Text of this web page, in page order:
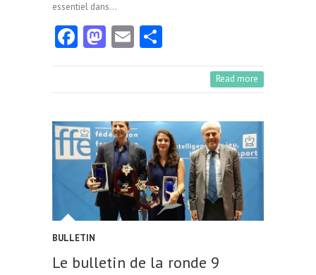
essentiel dans…
Fa
ce
o
k
M
as
o
n
E
m rt
Read more
BULLETIN
Le bulletin de la ronde 9